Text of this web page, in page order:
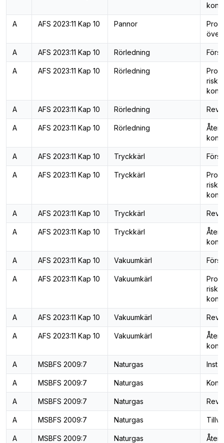
A AFS 2023:11 Kap 10 Pannor
A AFS 2023:11 Kap 10 Rörledning
A AFS 2023:11 Kap 10 Rörledning
A AFS 2023:11 Kap 10 Rörledning
A AFS 2023:11 Kap 10 Rörledning
A AFS 2023:11 Kap 10 Tryckkärl
A AFS 2023:11 Kap 10 Tryckkärl
A AFS 2023:11 Kap 10 Tryckkärl
A AFS 2023:11 Kap 10 Tryckkärl
A AFS 2023:11 Kap 10 Vakuumkärl
A AFS 2023:11 Kap 10 Vakuumkärl
A AFS 2023:11 Kap 10 Vakuumkärl
A AFS 2023:11 Kap 10 Vakuumkärl
A MSBFS 2009:7 Naturgas
A MSBFS 2009:7 Naturgas
A MSBFS 2009:7 Naturgas
A MSBFS 2009:7 Naturgas
A MSBFS 2009:7 Naturgas